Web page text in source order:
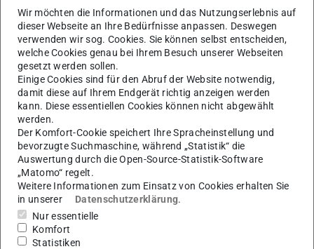
Zum bereits achten Mal wurde im Rahmen der „11. Darmstädter
Tage der Fotografie“ 2020 der „Merck-Preis der Darmstädter Tage
der Fotografie“ verliehen. Beim Gang durch das Designhaus
Darmstadt zeigen sich die Wettbewerbsteilnehmer*innen sowie
der Gewinner des Preises.
Mehr erfahren
Wir möchten die Informationen und das Nutzungserlebnis auf
dieser Webseite an Ihre Bedürfnisse anpassen. Deswegen
verwenden wir sog. Cookies. Sie können selbst entscheiden,
welche Cookies genau bei Ihrem Besuch unserer Webseiten
gesetzt werden sollen.
Einige Cookies sind für den Abruf der Website notwendig,
damit diese auf Ihrem Endgerät richtig anzeigen werden
kann. Diese essentiellen Cookies können nicht abgewählt
werden.
Der Komfort-Cookie speichert Ihre Spracheinstellung und
bevorzugte Suchmaschine, während „Statistik“ die
Auswertung durch die Open-Source-Statistik-Software
„Matomo“ regelt.
Weitere Informationen zum Einsatz von Cookies erhalten Sie
in unserer
Datenschutzerklärung.
Nur essentielle
Komfort
Statistiken